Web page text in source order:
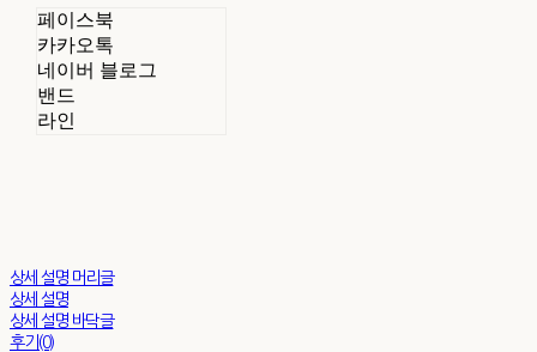
페이스북
카카오톡
네이버 블로그
밴드
라인
상세 설명 머리글
상세 설명
상세 설명 바닥글
후기(0)